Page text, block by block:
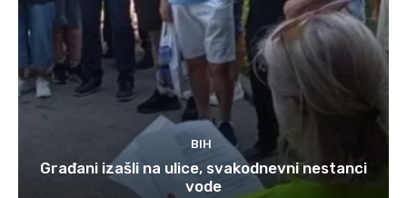
BIH
Građani izašli na ulice, svakodnevni nestanci
vode